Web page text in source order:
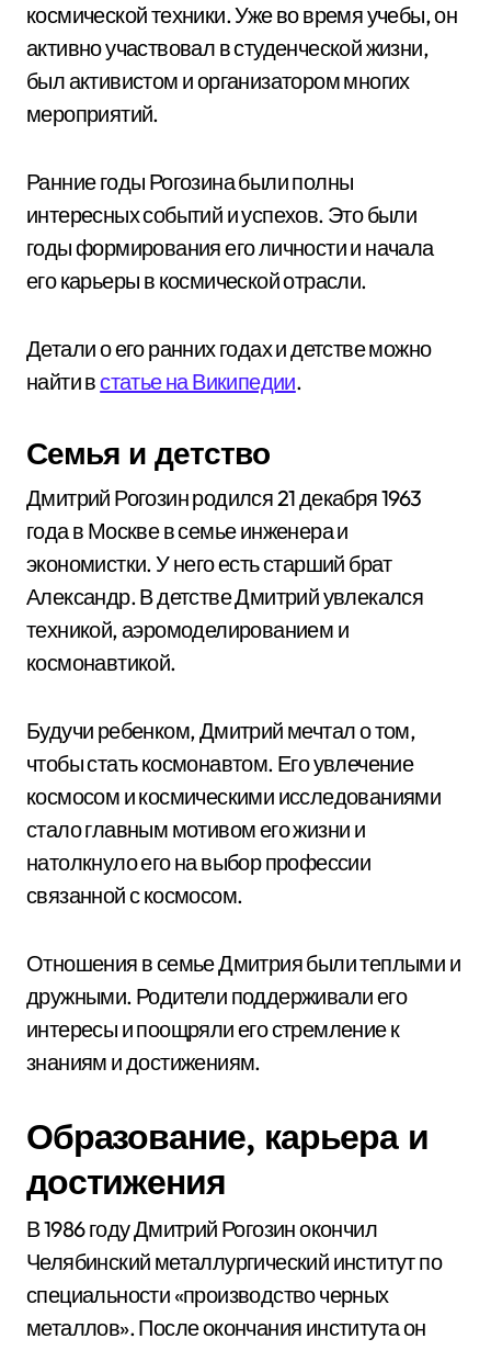
космической техники. Уже во время учебы, он
активно участвовал в студенческой жизни,
был активистом и организатором многих
мероприятий.
Ранние годы Рогозина были полны
интересных событий и успехов. Это были
годы формирования его личности и начала
его карьеры в космической отрасли.
Детали о его ранних годах и детстве можно
найти встатье на Википедии.
Семья и детство
Дмитрий Рогозин родился 21 декабря 1963
года в Москве в семье инженера и
экономистки. У него есть старший брат
Александр. В детстве Дмитрий увлекался
техникой, аэромоделированием и
космонавтикой.
Будучи ребенком, Дмитрий мечтал о том,
чтобы стать космонавтом. Его увлечение
космосом и космическими исследованиями
стало главным мотивом его жизни и
натолкнуло его на выбор профессии
связанной с космосом.
Отношения в семье Дмитрия были теплыми и
дружными. Родители поддерживали его
интересы и поощряли его стремление к
знаниям и достижениям.
Образование, карьера и
достижения
В 1986 году Дмитрий Рогозин окончил
Челябинский металлургический институт по
специальности «производство черных
металлов». После окончания института он